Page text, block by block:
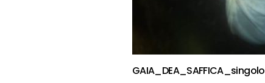
GAIA_DEA_SAFFICA_singolo